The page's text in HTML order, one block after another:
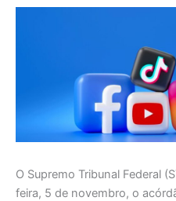
O Supremo Tribunal Federal
feira, 5 de novembro, o